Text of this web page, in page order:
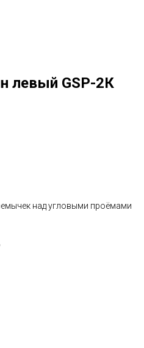
левый GSP-2К
над угловыми проёмами